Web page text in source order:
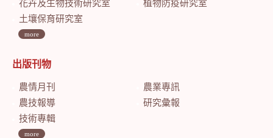
花卉及生物技術研究室
植物防疫研究室
土壤保育研究室
more
出版刊物
農情月刊
農業專訊
農技報導
研究彙報
技術專輯
more